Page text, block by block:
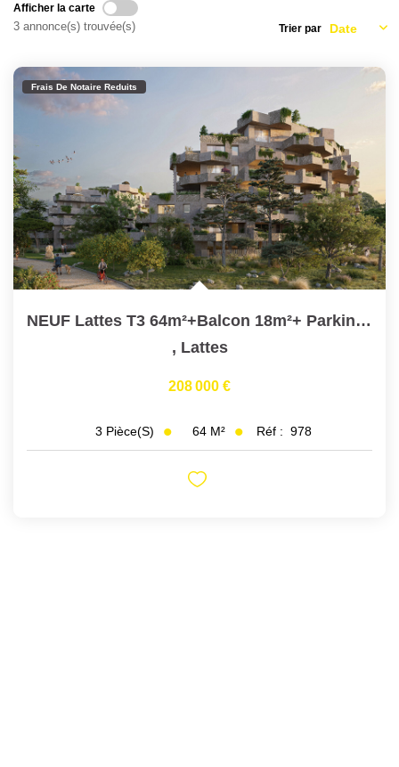
Nos Témoignages
CONTACT
EN
Afficher la carte
3 annonce(s) trouvée(s) Trier par
Frais De Notaire Reduits
NEUF Lattes T3 64m²+Balcon 18m²+ Parking En BRS
, Lattes
208 000 €
3 Pièce(s) 64 M² Réf : 978